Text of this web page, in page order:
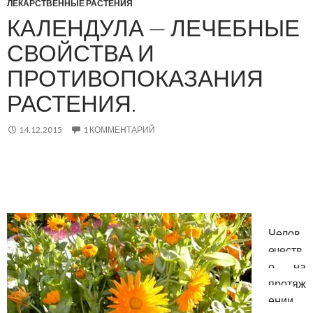
ЛЕКАРСТВЕННЫЕ РАСТЕНИЯ
КАЛЕНДУЛА — ЛЕЧЕБНЫЕ
СВОЙСТВА И
ПРОТИВОПОКАЗАНИЯ
РАСТЕНИЯ.
14.12.2015 1 КОММЕНТАРИЙ
Челов
ечеств
о на
протяж
ении